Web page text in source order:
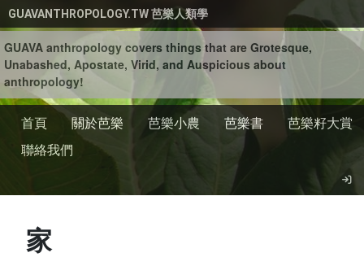
移至主內容
GUAVANTHROPOLOGY.TW 芭樂人類學
GUAVA anthropology covers things that are Grotesque,
Unabashed, Apostate, Virid, and Auspicious about
anthropology!
首頁 關於芭樂 芭樂小農 芭樂書
芭樂籽大賞
聯絡我們
家